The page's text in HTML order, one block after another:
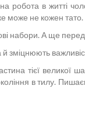
робота в житті
може не кожен тато.
набори. А ще
й зміцнюють
тієї великої
в тилу.